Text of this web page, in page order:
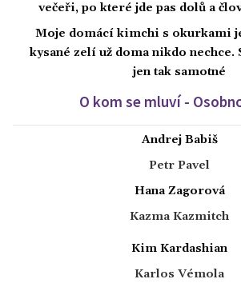
večeři, po které jde pas dolů a
Moje domácí kimchi s okurkami
kysané zelí už doma nikdo nechce.
jen tak samotné
O kom se mluví -
Andrej Babiš
Petr Pavel
Hana Zagorová
Kazma Kazmitch
Kim Kardashian
Karlos Vémola